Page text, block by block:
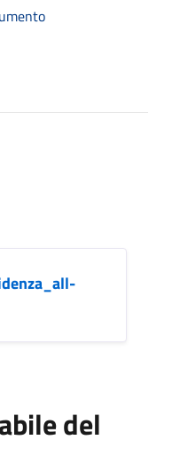
del